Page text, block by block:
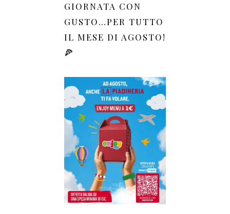
GIORNATA CON
GUSTO…PER TUTTO
IL MESE DI AGOSTO!
🍕